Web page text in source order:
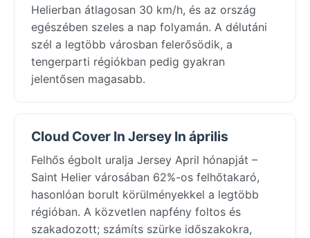
Helierban átlagosan 30 km/h, és az ország
egészében szeles a nap folyamán. A délutáni
szél a legtöbb városban felerősödik, a
tengerparti régiókban pedig gyakran
jelentősen magasabb.
Cloud Cover In Jersey In április
Felhős égbolt uralja Jersey April hónapját –
Saint Helier városában 62%-os felhőtakaró,
hasonlóan borult körülményekkel a legtöbb
régióban. A közvetlen napfény foltos és
szakadozott; számíts szürke időszakokra,